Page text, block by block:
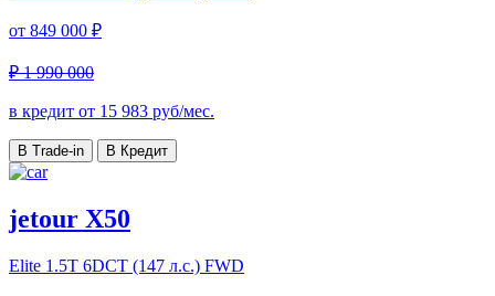
от 849 000 ₽
₽ 1 990 000
в кредит от 15 983 руб/мес.
В Trade-in В Кредит
jetour X50
Elite 1.5T 6DCT (147 л.с.) FWD